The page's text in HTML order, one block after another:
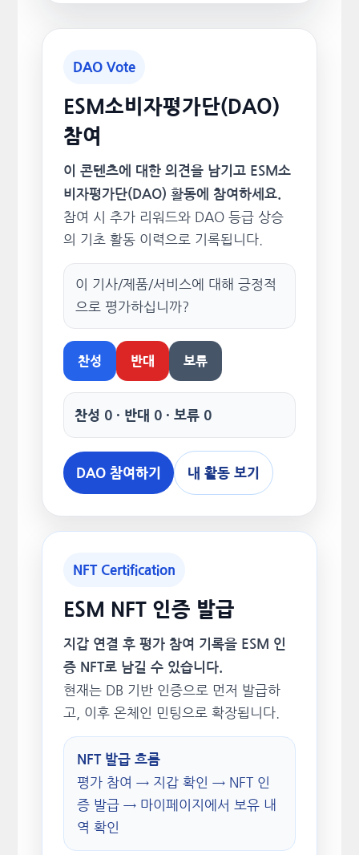
DAO Vote
ESM소비자평가단(DAO)
참여
이 콘텐츠에 대한 의견을 남기고 ESM소
비자평가단(DAO) 활동에 참여하세요.
참여 시 추가 리워드와 DAO 등급 상승
의 기초 활동 이력으로 기록됩니다.
이 기사/제품/서비스에 대해 긍정적
으로 평가하십니까?
찬성 반대 보류
찬성 0 · 반대 0 · 보류 0
DAO 참여하기 내 활동 보기
NFT Certification
ESM NFT 인증 발급
지갑 연결 후 평가 참여 기록을 ESM 인
증 NFT로 남길 수 있습니다.
현재는 DB 기반 인증으로 먼저 발급하
고, 이후 온체인 민팅으로 확장됩니다.
NFT 발급 흐름
평가 참여 → 지갑 확인 → NFT 인
증 발급 → 마이페이지에서 보유 내
역 확인